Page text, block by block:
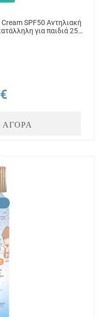
SPF50 Αντηλιακή
για παιδιά 250
ΑΓΟΡΑ